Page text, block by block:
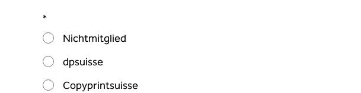
*
Nichtmitglied
dpsuisse
Copyprintsuisse